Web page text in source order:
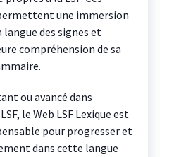
une immersion
des signes et
compréhension de sa
ou avancé dans
le Web LSF Lexique est
pour progresser et
dans cette langue